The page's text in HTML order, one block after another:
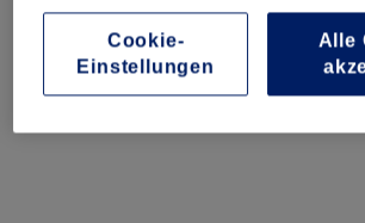
Alle
Cookie-
Einstellungen